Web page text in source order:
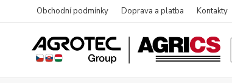
Obchodní podmínky Doprava a platba Kontakty